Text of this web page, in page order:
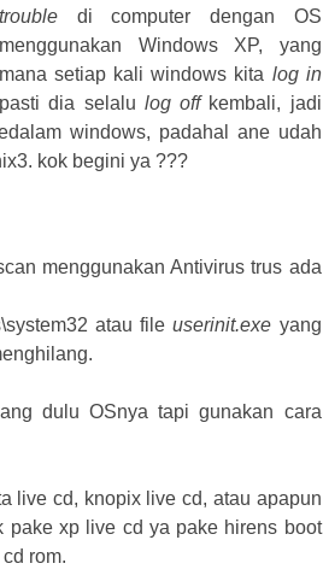
trouble di computer dengan OS
menggunakan Windows XP, yang
mana setiap kali windows kita log in
pasti dia selalu log off kembali, jadi
windows, padahal ane udah
kok begini ya ???
menggunakan Antivirus trus ada
atau fileuserinit.exe yang
dulu OSnya tapi gunakan cara
live cd, knopix live cd, atau apapun
xp live cd ya pake hirens boot
rom.